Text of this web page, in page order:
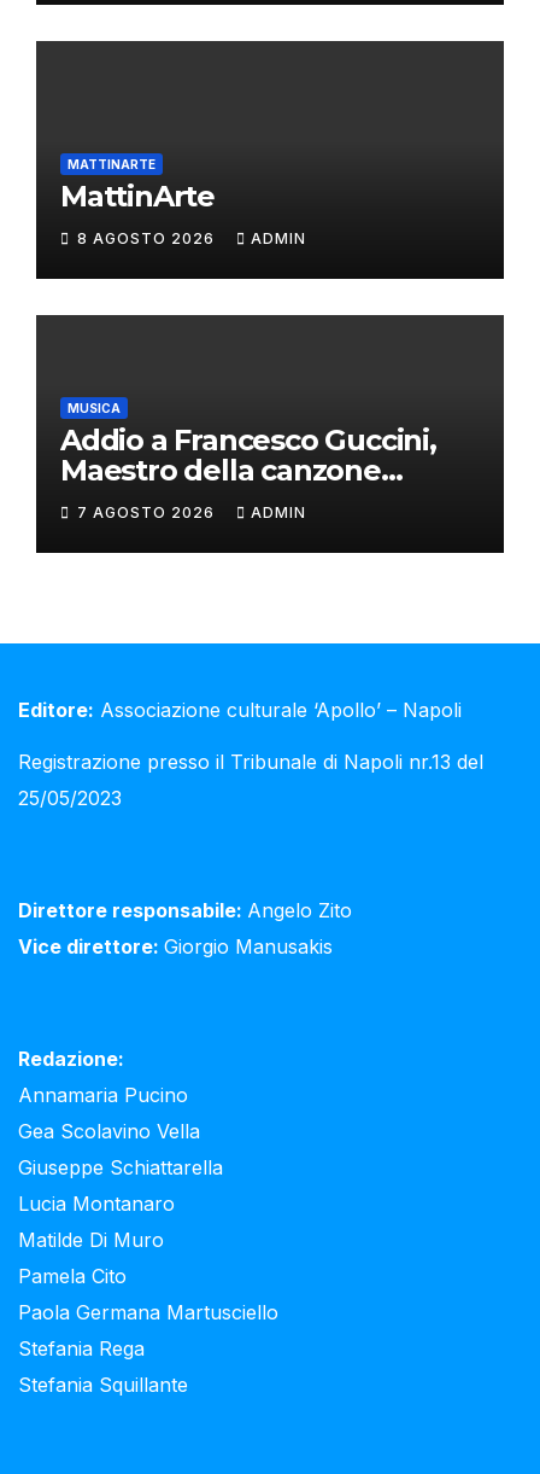
MATTINARTE
MattinArte
8 AGOSTO 2026 ADMIN
MUSICA
Addio a Francesco Guccini,
Maestro della canzone
d’autore
7 AGOSTO 2026 ADMIN
Editore: Associazione culturale ‘Apollo’ – Napoli
Registrazione presso il Tribunale di Napoli nr.13 del
25/05/2023
Direttore responsabile: Angelo Zito
Vice direttore: Giorgio Manusakis
Redazione:
Annamaria Pucino
Gea Scolavino Vella
Giuseppe Schiattarella
Lucia Montanaro
Matilde Di Muro
Pamela Cito
Paola Germana Martusciello
Stefania Rega
Stefania Squillante